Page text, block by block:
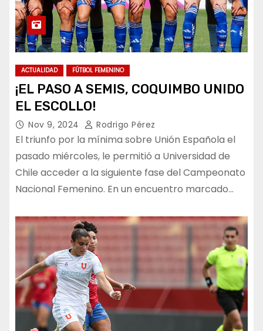
ACTUALIDAD FÚTBOL FEMENINO
¡EL PASO A SEMIS, COQUIMBO UNIDO
EL ESCOLLO!
Nov 9, 2024 Rodrigo Pérez
El triunfo por la mínima sobre Unión Española el
pasado miércoles, le permitió a Universidad de
Chile acceder a la siguiente fase del Campeonato
Nacional Femenino. En un encuentro marcado…